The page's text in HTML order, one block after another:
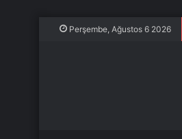
Perşembe, Ağustos 6 2026